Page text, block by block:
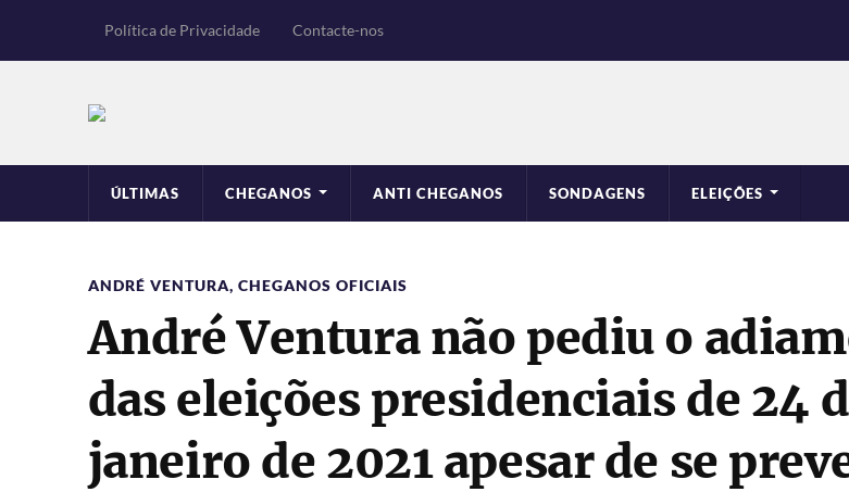
Política de Privacidade Contacte-nos
ÚLTIMAS CHEGANOS ANTI CHEGANOS SONDAGENS ELEIÇÕES
ANDRÉ VENTURA, CHEGANOS OFICIAIS
André Ventura não pediu o
das eleições presidenciais de 24
janeiro de 2021 apesar de se